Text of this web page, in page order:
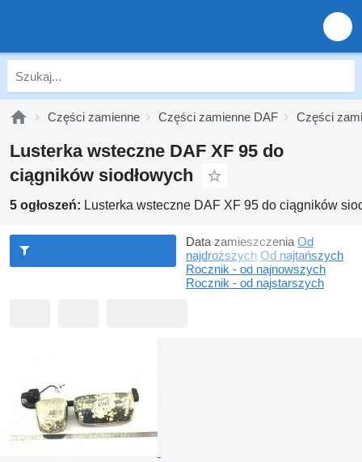
Części zamienne Części zamienne DAF Części
Lusterka wsteczne DAF XF 95 do
ciągników siodłowych
5 ogłoszeń: Lusterka wsteczne DAF XF 95 do ciągników
Data zamieszczenia Od
najdroższych Od najtańszych
Rocznik - od najnowszych
Rocznik - od najstarszych